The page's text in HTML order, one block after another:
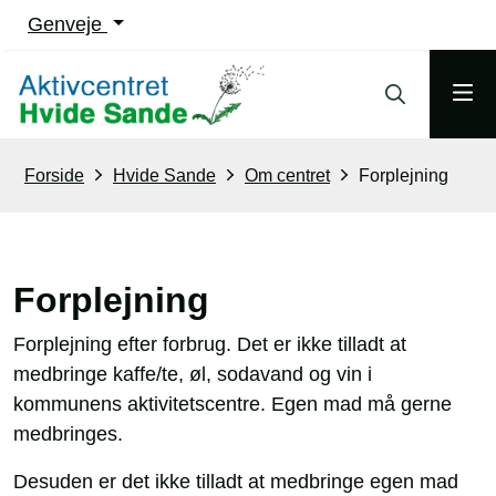
Genveje
Forside Hvide Sande Om centret Forplejning
Forplejning
Forplejning efter forbrug. Det er ikke tilladt at
medbringe kaffe/te, øl, sodavand og vin i
kommunens aktivitetscentre. Egen mad må gerne
medbringes.
Desuden er det ikke tilladt at medbringe egen mad